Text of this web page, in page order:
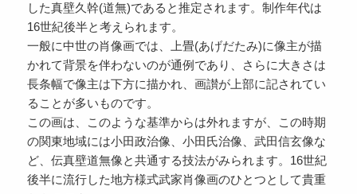
した真壁久幹(道無)であると推定されます。制作年代は
16世紀後半と考えられます。
一般に中世の肖像画では、上畳(あげだたみ)に像主が描
かれて背景を伴わないのが通例であり、さらに大きさは
長条幅で像主は下方に描かれ、画讃が上部に記されてい
ることが多いものです。
この画は、このような基準からは外れますが、この時期
の関東地域には小田政治像、小田氏治像、武田信玄像な
ど、伝真壁道無像と共通する技法がみられます。16世紀
後半に流行した地方様式武家肖像画のひとつとして貴重